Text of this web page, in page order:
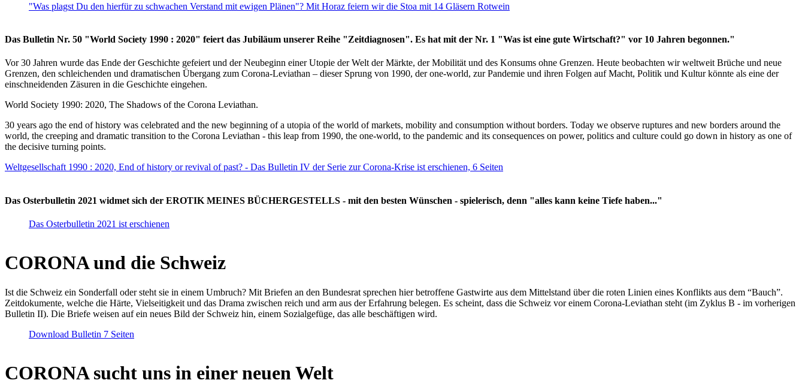
"Was plagst Du den hierfür zu schwachen Verstand mit ewigen Plänen"? Mit Horaz feiern wir die Stoa mit 14 Gläsern Rotwein
Das Bulletin Nr. 50 "World Society 1990 : 2020" feiert das Jubiläum unserer Reihe "Zeitdiagnosen". Es hat mit der Nr. 1 "Was ist eine gute Wirtschaft?" vor 10 Jahren begonnen."
Vor 30 Jahren wurde das Ende der Geschichte gefeiert und der Neubeginn einer Utopie der Welt der Märkte, der Mobilität und des Konsums ohne Grenzen. Heute beobachten wir weltweit Brüche und neue
Grenzen, den schleichenden und dramatischen Übergang zum Corona-Leviathan – dieser Sprung von 1990, der one-world, zur Pandemie und ihren Folgen auf Macht, Politik und Kultur könnte als eine der
einschneidenden Zäsuren in die Geschichte eingehen.
World Society 1990: 2020, The Shadows of the Corona Leviathan.
30 years ago the end of history was celebrated and the new beginning of a utopia of the world of markets, mobility and consumption without borders. Today we observe ruptures and new borders around the
world, the creeping and dramatic transition to the Corona Leviathan - this leap from 1990, the one-world, to the pandemic and its consequences on power, politics and culture could go down in history as one of
the decisive turning points.
Weltgesellschaft 1990 : 2020, End of history or revival of past? - Das Bulletin IV der Serie zur Corona-Krise ist erschienen, 6 Seiten
Das Osterbulletin 2021 widmet sich der EROTIK MEINES BÜCHERGESTELLS - mit den besten Wünschen - spielerisch, denn "alles kann keine Tiefe haben..."
Das Osterbulletin 2021 ist erschienen
CORONA und die Schweiz
Ist die Schweiz ein Sonderfall oder steht sie in einem Umbruch? Mit Briefen an den Bundesrat sprechen hier betroffene Gastwirte aus dem Mittelstand über die roten Linien eines Konflikts aus dem “Bauch”.
Zeitdokumente, welche die Härte, Vielseitigkeit und das Drama zwischen reich und arm aus der Erfahrung belegen. Es scheint, dass die Schweiz vor einem Corona-Leviathan steht (im Zyklus B - im vorherigen
Bulletin II). Die Briefe weisen auf ein neues Bild der Schweiz hin, einem Sozialgefüge, das alle beschäftigen wird.
Download Bulletin 7 Seiten
CORONA sucht uns in einer neuen Welt